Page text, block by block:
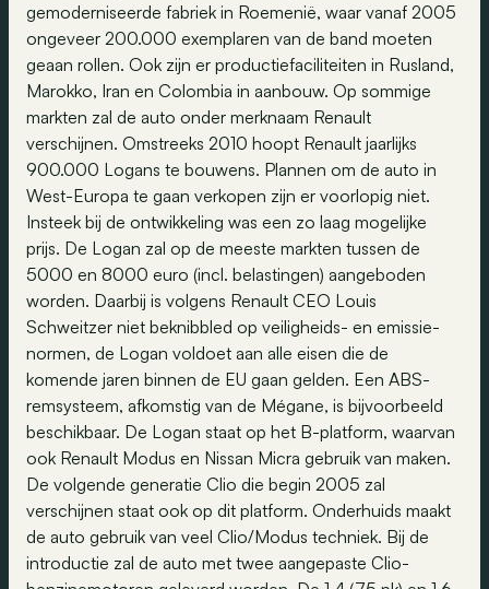
gemoderniseerde fabriek in Roemenië, waar vanaf 2005
ongeveer 200.000 exemplaren van de band moeten
geaan rollen. Ook zijn er productiefaciliteiten in Rusland,
Marokko, Iran en Colombia in aanbouw. Op sommige
markten zal de auto onder merknaam Renault
verschijnen. Omstreeks 2010 hoopt Renault jaarlijks
900.000 Logans te bouwens. Plannen om de auto in
West-Europa te gaan verkopen zijn er voorlopig niet.
Insteek bij de ontwikkeling was een zo laag mogelijke
prijs. De Logan zal op de meeste markten tussen de
5000 en 8000 euro (incl. belastingen) aangeboden
worden. Daarbij is volgens Renault CEO Louis
Schweitzer niet beknibbled op veiligheids- en emissie-
normen, de Logan voldoet aan alle eisen die de
komende jaren binnen de EU gaan gelden. Een ABS-
remsysteem, afkomstig van de Mégane, is bijvoorbeeld
beschikbaar. De Logan staat op het B-platform, waarvan
ook Renault Modus en Nissan Micra gebruik van maken.
De volgende generatie Clio die begin 2005 zal
verschijnen staat ook op dit platform. Onderhuids maakt
de auto gebruik van veel Clio/Modus techniek. Bij de
introductie zal de auto met twee aangepaste Clio-